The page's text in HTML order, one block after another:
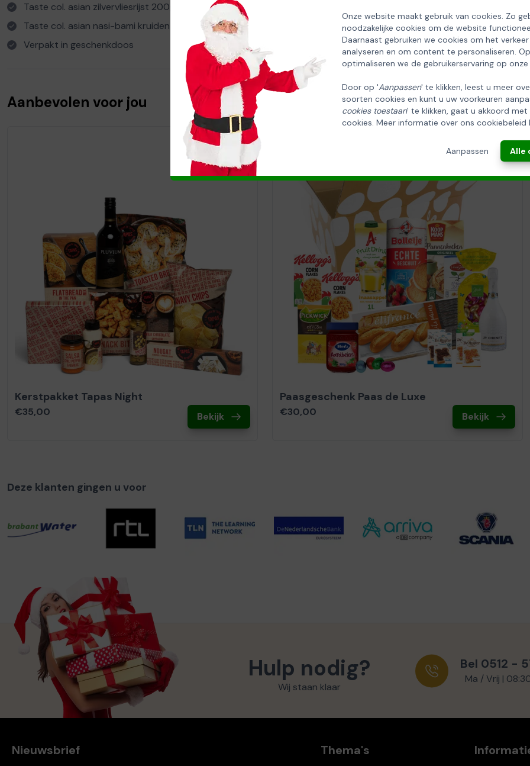
Onze website maakt gebruik van cookies. Zo
noodzakelijke cookies om de website
Daarnaast gebruiken we cookies om het
analyseren en om content te personaliseren.
optimaliseren we de gebruikerservaring op onze
Door op 'Aanpassen' te klikken, leest u meer
soorten cookies en kunt u uw voorkeuren
cookies toestaan' te klikken, gaat u akkoord
cookies. Meer informatie over ons cookiebeleid
Aanpassen Alle
Taste col. asian zilvervliesrijst 200gr
Taste col. asian nasi-bami kruiden 30gr
Verpakt in geschenkdoos
Aanbevolen voor jou
Kerstpakket Tapas Night
€35,00 Bekijk
Paasgeschenk Paas de Luxe
€30,00 Bekijk
Deze klanten gingen u voor
Hulp nodig?
Wij staan klaar
Bel 0512 -
Ma / Vrij |
Nieuwsbrief Thema's